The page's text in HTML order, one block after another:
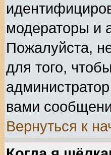
модераторы и
Пожалуйста,
для того,
вами
Вернуться к